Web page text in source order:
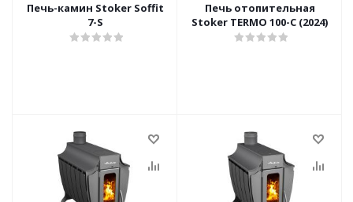
Печь-камин Stoker Soffit
7-S
Печь отопительная
Stoker TERMO 100-C (2024)